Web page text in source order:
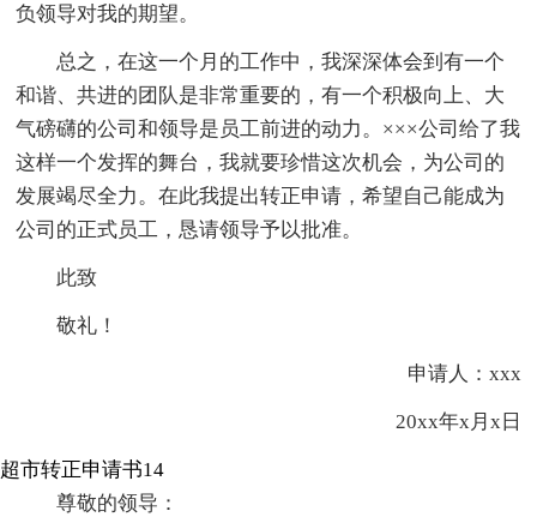
负领导对我的期望。
总之，在这一个月的工作中，我深深体会到有一个
和谐、共进的团队是非常重要的，有一个积极向上、大
气磅礴的公司和领导是员工前进的动力。×××公司给了我
这样一个发挥的舞台，我就要珍惜这次机会，为公司的
发展竭尽全力。在此我提出转正申请，希望自己能成为
公司的正式员工，恳请领导予以批准。
此致
敬礼！
申请人：xxx
20xx年x月x日
超市转正申请书14
尊敬的领导：